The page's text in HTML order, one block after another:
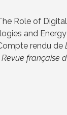
Role of
and
rendu de
Revue française